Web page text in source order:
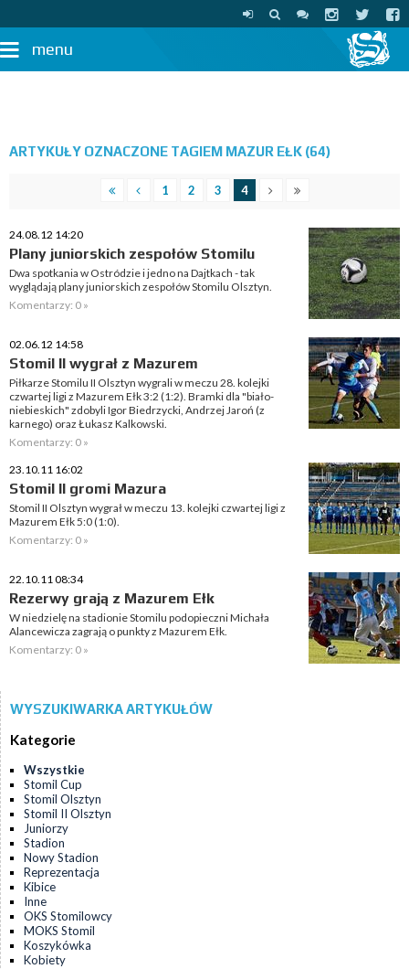
menu
ARTYKUŁY OZNACZONE TAGIEM MAZUR EŁK (64)
1 2 3 4
24.08.12 14:20
Plany juniorskich zespołów Stomilu
Dwa spotkania w Ostródzie i jedno na Dajtkach - tak
wyglądają plany juniorskich zespołów Stomilu Olsztyn.
Komentarzy: 0 »
02.06.12 14:58
Stomil II wygrał z Mazurem
Piłkarze Stomilu II Olsztyn wygrali w meczu 28. kolejki
czwartej ligi z Mazurem Ełk 3:2 (1:2). Bramki dla "biało-
niebieskich" zdobyli Igor Biedrzycki, Andrzej Jaroń (z
karnego) oraz Łukasz Kalkowski.
Komentarzy: 0 »
23.10.11 16:02
Stomil II gromi Mazura
Stomil II Olsztyn wygrał w meczu 13. kolejki czwartej ligi z
Mazurem Ełk 5:0 (1:0).
Komentarzy: 0 »
22.10.11 08:34
Rezerwy grają z Mazurem Ełk
W niedzielę na stadionie Stomilu podopieczni Michała
Alancewicza zagrają o punkty z Mazurem Ełk.
Komentarzy: 0 »
WYSZUKIWARKA ARTYKUŁÓW
Kategorie
Wszystkie
Stomil Cup
Stomil Olsztyn
Stomil II Olsztyn
Juniorzy
Stadion
Nowy Stadion
Reprezentacja
Kibice
Inne
OKS Stomilowcy
MOKS Stomil
Koszykówka
Kobiety